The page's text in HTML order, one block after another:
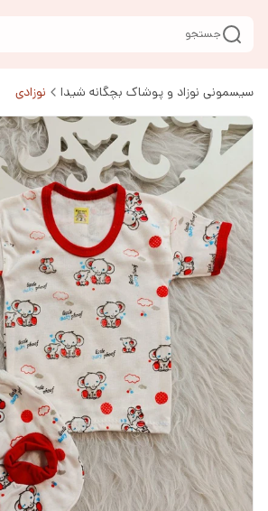
جستجو
سیسمونی نوزاد و پوشاک بچگانه شیدا نوزادی